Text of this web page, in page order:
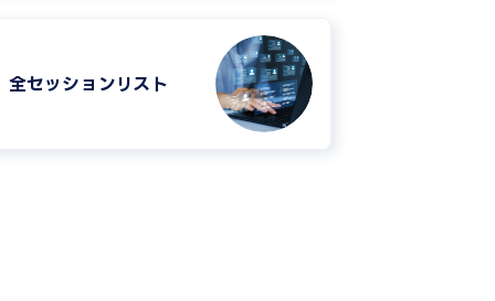
全セッションリスト